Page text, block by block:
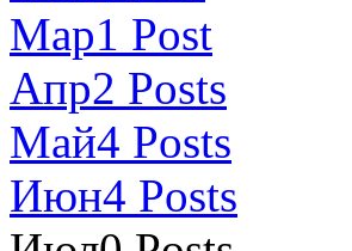
Мар1 Post
Апр2 Posts
Май4 Posts
Июн4 Posts